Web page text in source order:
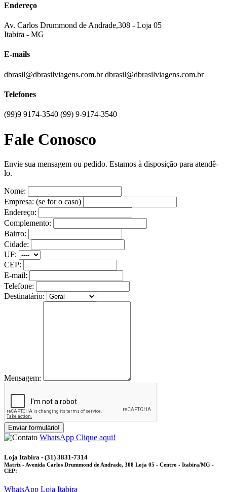
Endereço
Av. Carlos Drummond de Andrade,308 - Loja 05
Itabira - MG
E-mails
dbrasil@dbrasilviagens.com.br dbrasil@dbrasilviagens.com.br
Telefones
(99)9 9174-3540 (99) 9-9174-3540
Fale Conosco
Envie sua mensagem ou pedido. Estamos à disposição para atendê-
lo.
Nome:
Empresa: (se for o caso)
Endereço:
Complemento:
Bairro:
Cidade:
UF:
CEP:
E-mail:
Telefone:
Destinatário:
Mensagem:
Enviar formulário!
WhatsApp Clique aqui!
Loja Itabira - (31) 3831-7314
Matriz - Avenida Carlos Drummond de Andrade, 308 Loja 05 - Centro - Itabira/MG -
CEP:
WhatsApp Loja Itabira